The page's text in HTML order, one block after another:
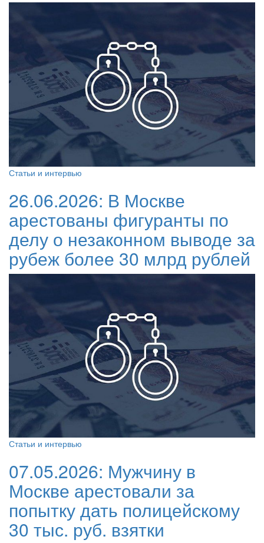
Статьи и интервью
26.06.2026: В Москве
арестованы фигуранты по
делу о незаконном выводе за
рубеж более 30 млрд рублей
Статьи и интервью
07.05.2026: Мужчину в
Москве арестовали за
попытку дать полицейскому
30 тыс. руб. взятки